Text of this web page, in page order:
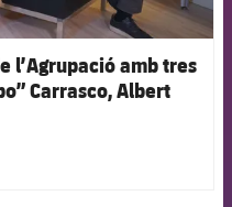
l’Agrupació amb tres
Carrasco, Albert